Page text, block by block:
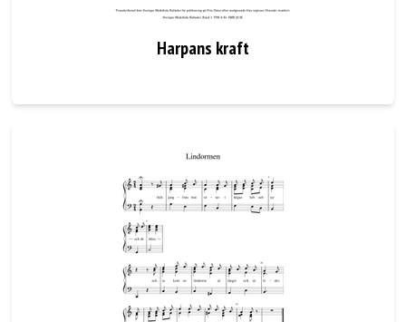
Harpans kraft